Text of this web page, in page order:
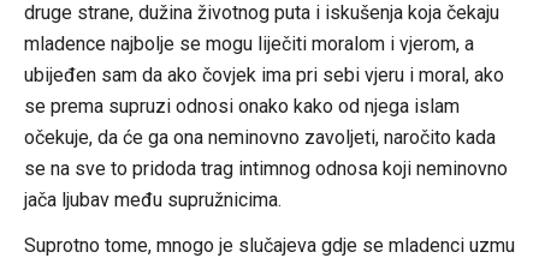
druge strane, dužina životnog puta i iskušenja koja čekaju
mladence najbolje se mogu liječiti moralom i vjerom, a
ubijeđen sam da ako čovjek ima pri sebi vjeru i moral, ako
se prema supruzi odnosi onako kako od njega islam
očekuje, da će ga ona neminovno zavoljeti, naročito kada
se na sve to pridoda trag intimnog odnosa koji neminovno
jača ljubav među supružnicima.
Suprotno tome, mnogo je slučajeva gdje se mladenci uzmu